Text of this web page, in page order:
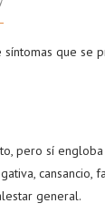
que se
pero sí
cansancio,
general.